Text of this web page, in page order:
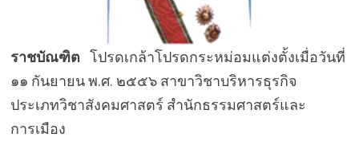
ราชบัณฑิต โปรดเกล้าโปรดกระหม่อมแต่งตั้งเมื่อวันที่
๑๑ กันยายน พ.ศ. ๒๕๕๖ สาขาวิชาบริหารธุรกิจ
ประเภทวิชาสังคมศาสตร์ สำนักธรรมศาสตร์และ
การเมือง